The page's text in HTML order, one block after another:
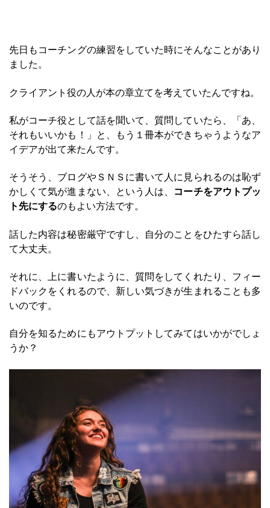
先日もコーチングの練習をしていた時にそんなことがあり
ました。
クライアント役の人が本の章立てを考えていたんですね。
私がコーチ役として話を聞いて、質問していたら、「あ、
それもいいかも！」と、もう１冊本ができちゃうようなア
イデアが出て来たんです。
そうそう、ブログやＳＮＳに書いて人に見られるのは恥ず
かしくて気が進まない、という人は、 コーチをアウトプッ
ト先にするのもよい方法です。
話した内容は秘密厳守ですし、自分のことをひたすら話し
て大丈夫。
それに、上に書いたように、質問をしてくれたり、フィー
ドバックをくれるので、新しい気づきが生まれることも多
いのです。
自分を知るためにもアウトプットしてみてはいかがでしょ
うか？